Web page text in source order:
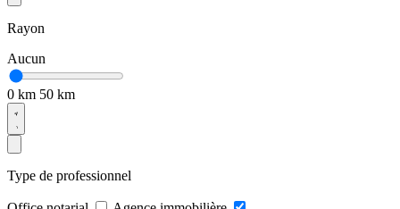
Rayon
Aucun
0 km 50 km
Type de professionnel